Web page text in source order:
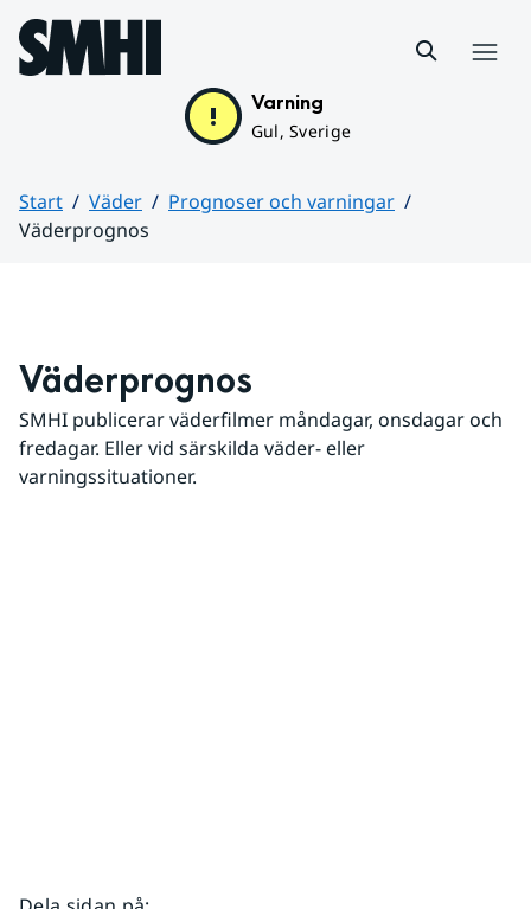
Hoppa till sidans innehåll
Varning
Gul, Sverige
Start Väder
Prognoser och varningar
Väderprognos
Väderprognos
SMHI publicerar väderfilmer måndagar, onsdagar och
fredagar. Eller vid särskilda väder- eller
varningssituationer.